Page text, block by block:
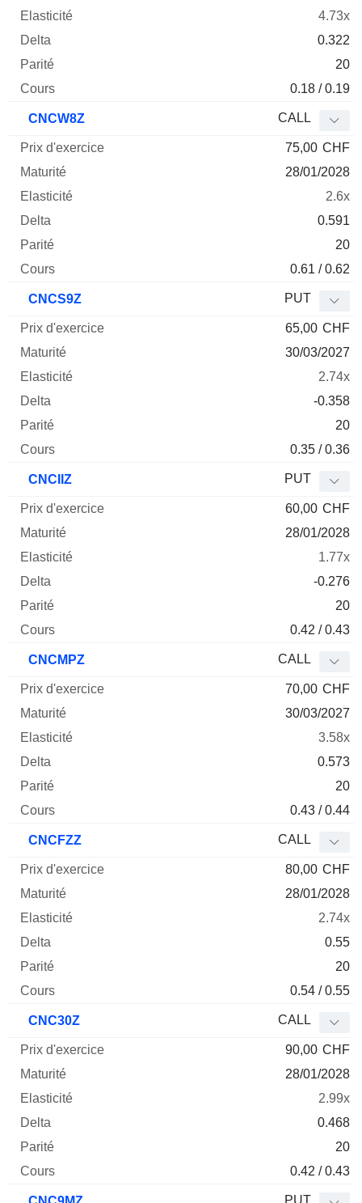
4.73x
0.322
20
0.18 / 0.19
CNCW8Z CALL
75,00 CHF
28/01/2028
2.6x
0.591
20
0.61 / 0.62
CNCS9Z PUT
65,00 CHF
30/03/2027
2.74x
-0.358
20
0.35 / 0.36
CNCIIZ PUT
60,00 CHF
28/01/2028
1.77x
-0.276
20
0.42 / 0.43
CNCMPZ CALL
70,00 CHF
30/03/2027
3.58x
0.573
20
0.43 / 0.44
CNCFZZ CALL
80,00 CHF
28/01/2028
2.74x
0.55
20
0.54 / 0.55
CNC30Z CALL
90,00 CHF
28/01/2028
2.99x
0.468
20
0.42 / 0.43